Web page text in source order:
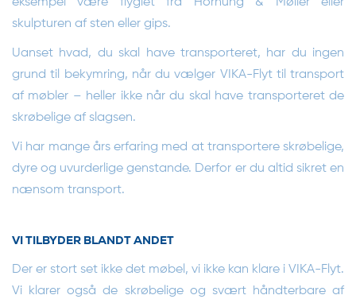
skulpturen af sten eller gips.
Uanset hvad, du skal have transporteret, har du ingen
grund til bekymring, når du vælger VIKA-Flyt til transport
af møbler – heller ikke når du skal have transporteret de
skrøbelige af slagsen.
Vi har mange års erfaring med at transportere skrøbelige,
dyre og uvurderlige genstande. Derfor er du altid sikret en
nænsom transport.
VI TILBYDER BLANDT ANDET
Der er stort set ikke det møbel, vi ikke kan klare i VIKA-Flyt.
Vi klarer også de skrøbelige og svært håndterbare af